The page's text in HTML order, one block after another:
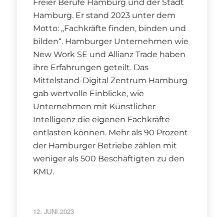
Freier Berufe Hamburg und der Stadt
Hamburg. Er stand 2023 unter dem
Motto: „Fachkräfte finden, binden und
bilden“. Hamburger Unternehmen wie
New Work SE und Allianz Trade haben
ihre Erfahrungen geteilt. Das
Mittelstand-Digital Zentrum Hamburg
gab wertvolle Einblicke, wie
Unternehmen mit Künstlicher
Intelligenz die eigenen Fachkräfte
entlasten können. Mehr als 90 Prozent
der Hamburger Betriebe zählen mit
weniger als 500 Beschäftigten zu den
KMU.
12. JUNI 2023